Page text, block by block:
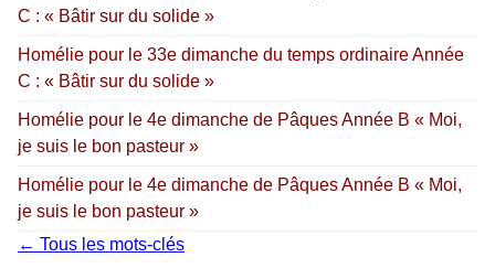
C : « Bâtir sur du solide »
Homélie pour le 33e dimanche du temps ordinaire Année
C : « Bâtir sur du solide »
Homélie pour le 4e dimanche de Pâques Année B « Moi,
je suis le bon pasteur »
Homélie pour le 4e dimanche de Pâques Année B « Moi,
je suis le bon pasteur »
← Tous les mots-clés